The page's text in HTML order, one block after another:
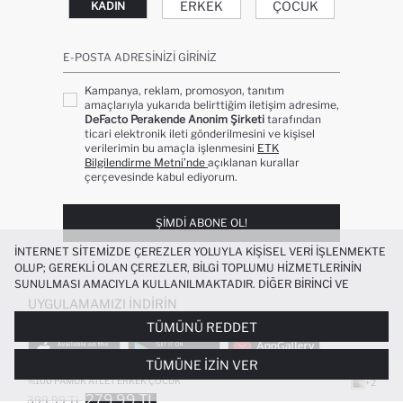
%100 PAMUK ATLET ERKEK ÇOCUK
399.99 TL
+2
KADIN ERKEK ÇOCUK
E-POSTA ADRESINIZI GIRINIZ
Kampanya, reklam, promosyon, tanıtım
amaçlarıyla yukarıda belirttiğim iletişim adresime,
DeFacto Perakende Anonim Şirketi tarafından
ticari elektronik ileti gönderilmesini ve kişisel
verilerimin bu amaçla işlenmesini ETK
Bilgilendirme Metni’nde açıklanan kurallar
çerçevesinde kabul ediyorum.
ŞIMDI ABONE OL!
UYGULAMAMIZI İNDIRIN
İNTERNET SITEMIZDE ÇEREZLER YOLUYLA KIŞISEL VERI IŞLENMEKTE
OLUP; GEREKLI OLAN ÇEREZLER, BILGI TOPLUMU HIZMETLERININ
SUNULMASI AMACIYLA KULLANILMAKTADIR. DIĞER BIRINCI VE
ÜÇÜNCÜ TARAF ÇEREZLER ISE SIZE DAHA IYI BIR ALIŞVERIŞ
DENEYIMI SUNULABILMESI, SITEMIZIN DAHA IŞLEVSEL KILINMASI VE
KIŞISELLEŞTIRMESI VE AÇIK RIZA VERMENIZ HALINDE, SIZLERE
YÖNELIK PAZARLAMA FAALIYETLERININ YAPILMASI AMAÇLARIYLA
SINIRLI OLARAK KULLANILACAKTIR. ÇEREZLERE DAIR TERCIHLERINIZI
ÇEREZ TERCIHLERIPANELI ARACILIĞIYLA HER ZAMAN YÖNETEBILIR,
ÇEREZLERLE ILGILI DAHA DETAYLI BILGIYE
TÜMÜNÜ REDDET
TÜMÜNE İZIN VER